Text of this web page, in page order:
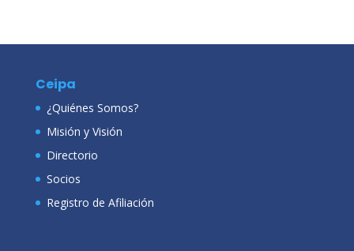
Ceipa
¿Quiénes Somos?
Misión y Visión
Directorio
Socios
Registro de Afiliación